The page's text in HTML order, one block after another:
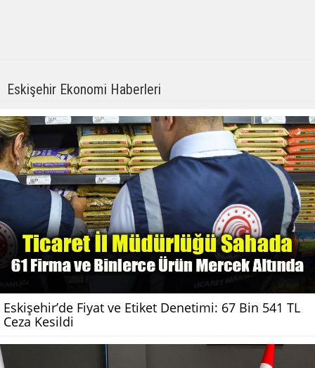
Eskişehir Ekonomi Haberleri
Eskişehir’de Fiyat ve Etiket Denetimi: 67 Bin 541 TL
Ceza Kesildi